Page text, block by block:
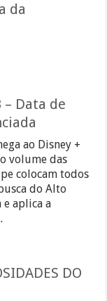
da
– Data de
ao Disney +
volume das
colocam todos
do Alto
aplica a
DO